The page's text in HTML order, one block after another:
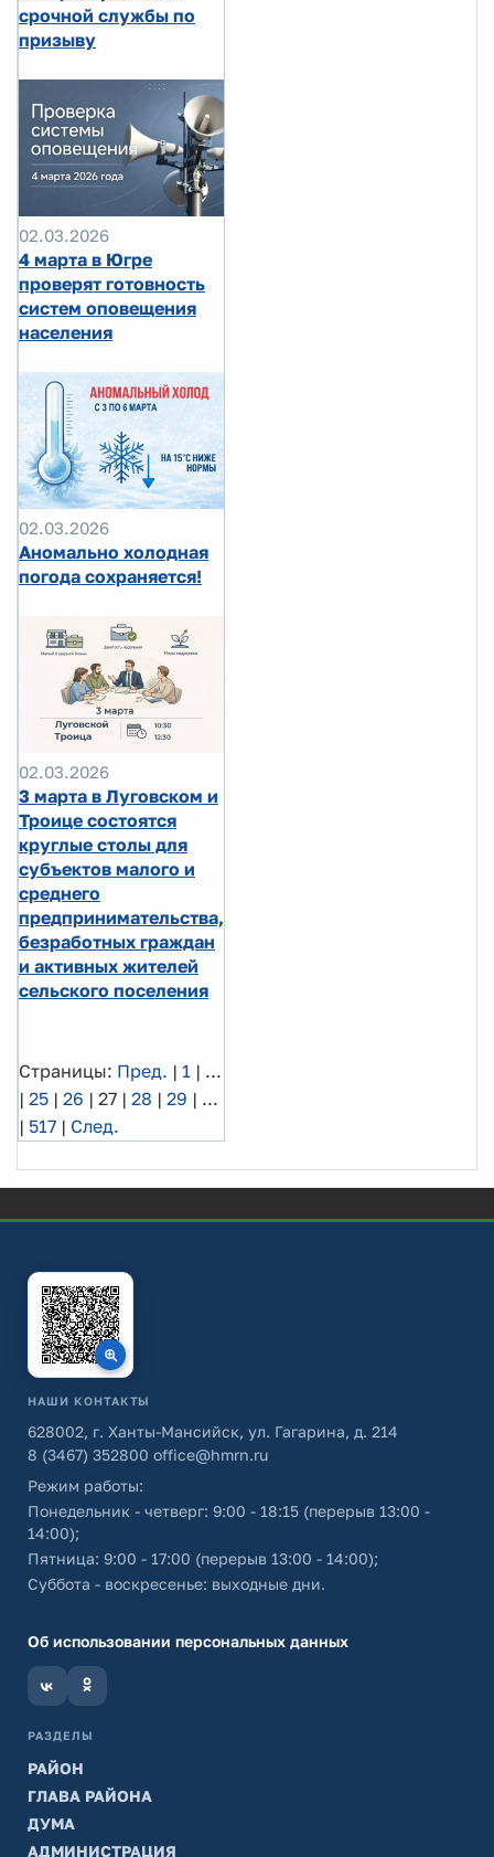
срочной службы по
призыву
02.03.2026
4 марта в Югре
проверят готовность
систем оповещения
населения
02.03.2026
Аномально холодная
погода сохраняется!
02.03.2026
3 марта в Луговском и
Троице состоятся
круглые столы для
субъектов малого и
среднего
предпринимательства,
безработных граждан
и активных жителей
сельского поселения
Страницы: Пред. | 1 | ...
| 25 | 26 | 27 | 28 | 29 | ...
| 517 | След.
НАШИ КОНТАКТЫ
628002, г. Ханты-Мансийск, ул. Гагарина, д. 214
8 (3467) 352800 office@hmrn.ru
Режим работы:
Понедельник - четверг: 9:00 - 18:15 (перерыв 13:00 -
14:00);
Пятница: 9:00 - 17:00 (перерыв 13:00 - 14:00);
Суббота - воскресенье: выходные дни.
Об использовании персональных данных
РАЗДЕЛЫ
РАЙОН
ГЛАВА РАЙОНА
ДУМА
АДМИНИСТРАЦИЯ